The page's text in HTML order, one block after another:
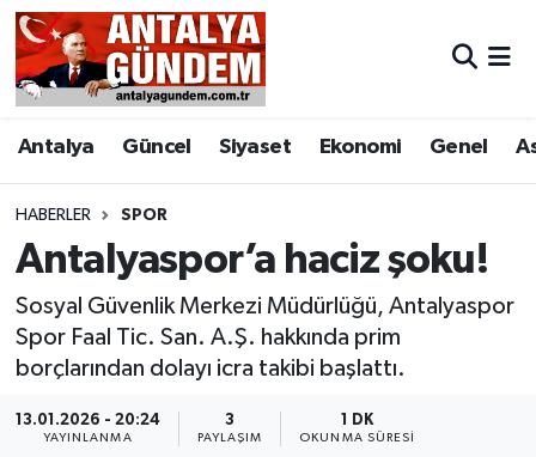
Antalya Güncel Siyaset Ekonomi Genel
HABERLER SPOR
Antalyaspor’a haciz şoku!
Sosyal Güvenlik Merkezi Müdürlüğü, Antalyaspor
Spor Faal Tic. San. A.Ş. hakkında prim
borçlarından dolayı icra takibi başlattı.
13.01.2026 - 20:24
YAYINLANMA
3
PAYLAŞIM
1 DK
OKUNMA SÜRESI
Antalya
Asayiş
Bilim & Teknoloji
Bölge
EĞİTİM
Antalya Nöbetçi Eczaneler
Antalya Hava Durumu
Antalya Namaz Vakitleri
Antalya Trafik Yoğunluk Haritası
Süper Lig Puan Durumu ve Fikstür